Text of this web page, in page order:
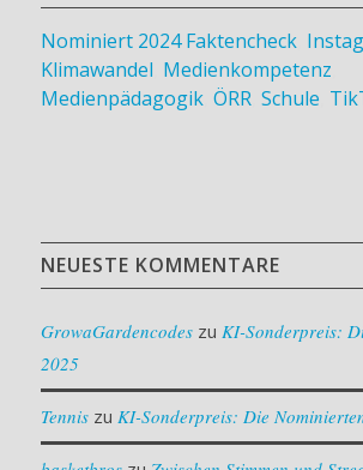
Nominiert 2024 Faktencheck,
Klimawandel Medienkompetenz
Medienpädagogik, ÖRR, Schule
NEUESTE KOMMENTARE
GrowaGardencodeszu KI-Sonderpreis:
2025
Tenniszu KI-Sonderpreis: Die